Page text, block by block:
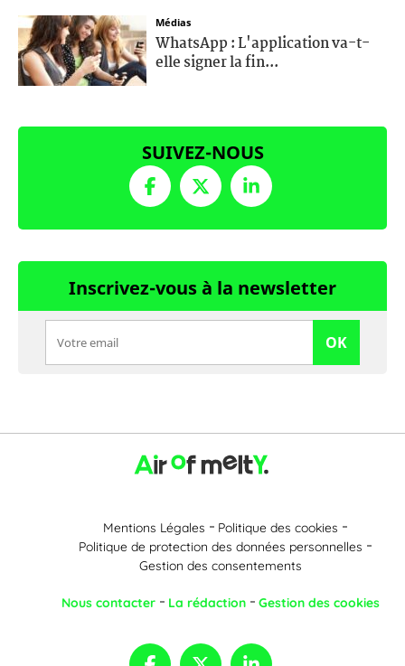
Médias
WhatsApp : L'application va-t-
elle signer la fin...
SUIVEZ-NOUS
Inscrivez-vous à la newsletter
OK
Mentions Légales
Politique des cookies
Politique de protection des données personnelles
Gestion des consentements
Nous contacter La rédaction Gestion des cookies